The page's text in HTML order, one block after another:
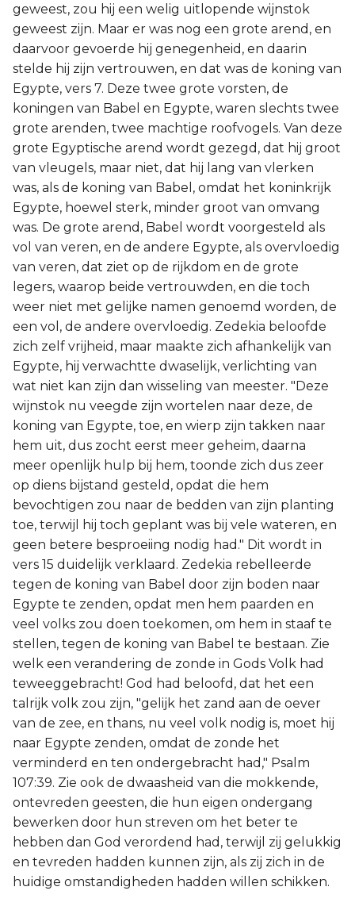
geweest, zou hij een welig uitlopende wijnstok
geweest zijn. Maar er was nog een grote arend, en
daarvoor gevoerde hij genegenheid, en daarin
stelde hij zijn vertrouwen, en dat was de koning van
Egypte, vers 7. Deze twee grote vorsten, de
koningen van Babel en Egypte, waren slechts twee
grote arenden, twee machtige roofvogels. Van deze
grote Egyptische arend wordt gezegd, dat hij groot
van vleugels, maar niet, dat hij lang van vlerken
was, als de koning van Babel, omdat het koninkrijk
Egypte, hoewel sterk, minder groot van omvang
was. De grote arend, Babel wordt voorgesteld als
vol van veren, en de andere Egypte, als overvloedig
van veren, dat ziet op de rijkdom en de grote
legers, waarop beide vertrouwden, en die toch
weer niet met gelijke namen genoemd worden, de
een vol, de andere overvloedig. Zedekia beloofde
zich zelf vrijheid, maar maakte zich afhankelijk van
Egypte, hij verwachtte dwaselijk, verlichting van
wat niet kan zijn dan wisseling van meester. "Deze
wijnstok nu veegde zijn wortelen naar deze, de
koning van Egypte, toe, en wierp zijn takken naar
hem uit, dus zocht eerst meer geheim, daarna
meer openlijk hulp bij hem, toonde zich dus zeer
op diens bijstand gesteld, opdat die hem
bevochtigen zou naar de bedden van zijn planting
toe, terwijl hij toch geplant was bij vele wateren, en
geen betere besproeiing nodig had." Dit wordt in
vers 15 duidelijk verklaard. Zedekia rebelleerde
tegen de koning van Babel door zijn boden naar
Egypte te zenden, opdat men hem paarden en
veel volks zou doen toekomen, om hem in staaf te
stellen, tegen de koning van Babel te bestaan. Zie
welk een verandering de zonde in Gods Volk had
teweeggebracht! God had beloofd, dat het een
talrijk volk zou zijn, "gelijk het zand aan de oever
van de zee, en thans, nu veel volk nodig is, moet hij
naar Egypte zenden, omdat de zonde het
verminderd en ten ondergebracht had," Psalm
107:39. Zie ook de dwaasheid van die mokkende,
ontevreden geesten, die hun eigen ondergang
bewerken door hun streven om het beter te
hebben dan God verordend had, terwijl zij gelukkig
en tevreden hadden kunnen zijn, als zij zich in de
huidige omstandigheden hadden willen schikken.